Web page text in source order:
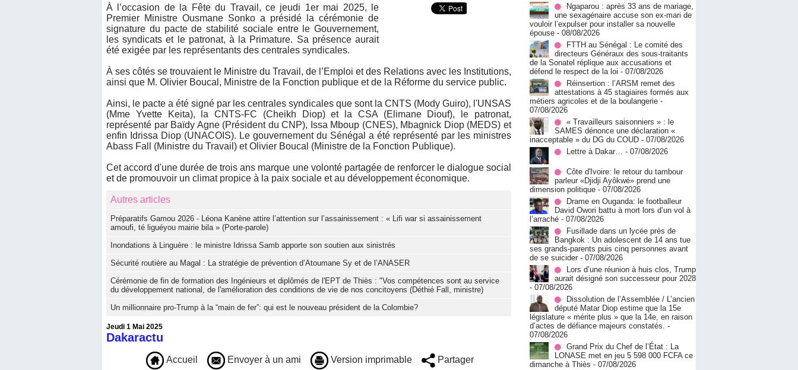
À l’occasion de la Fête du Travail, ce jeudi 1er mai 2025, le
Premier Ministre Ousmane Sonko a présidé la cérémonie de
signature du pacte de stabilité sociale entre le Gouvernement,
les syndicats et le patronat, à la Primature. Sa présence aurait
été exigée par les représentants des centrales syndicales.
À ses côtés se trouvaient le Ministre du Travail, de l’Emploi et des Relations avec les Institutions,
ainsi que M. Olivier Boucal, Ministre de la Fonction publique et de la Réforme du service public.
Ainsi, le pacte a été signé par les centrales syndicales que sont la CNTS (Mody Guiro), l'UNSAS
(Mme Yvette Keita), la CNTS-FC (Cheikh Diop) et la CSA (Elimane Diouf), le patronat,
représenté par Baïdy Agne (Président du CNP), Issa Mboup (CNES), Mbagnick Diop (MEDS) et
enfin Idrissa Diop (UNACOIS). Le gouvernement du Sénégal a été représenté par les ministres
Abass Fall (Ministre du Travail) et Olivier Boucal (Ministre de la Fonction Publique).
Cet accord d'une durée de trois ans marque une volonté partagée de renforcer le dialogue social
et de promouvoir un climat propice à la paix sociale et au développement économique.
Autres articles
Préparatifs Gamou 2026 - Léona Kanène attire l’attention sur l’assainissement : « Lifi war si assainissement
amoufi, té liguéyou mairie bila » (Porte-parole)
Inondations à Linguère : le ministre Idrissa Samb apporte son soutien aux sinistrés
Sécurité routière au Magal : La stratégie de prévention d’Atoumane Sy et de l’ANASER
Cérémonie de fin de formation des Ingénieurs et diplômés de l'EPT de Thiès : "Vos compétences sont au service
du développement national, de l'amélioration des conditions de vie de nos concitoyens (Déthié Fall, ministre)
Un millionnaire pro-Trump à la “main de fer”: qui est le nouveau président de la Colombie?
Jeudi 1 Mai 2025
Dakaractu
Accueil Envoyer à un ami Version imprimable Partager
Ngaparou : après 33 ans de mariage,
une sexagénaire accuse son ex-mari de
vouloir l’expulser pour installer sa nouvelle
épouse - 08/08/2026
FTTH au Sénégal : Le comité des
directeurs Généraux des sous-traitants
de la Sonatel réplique aux accusations et
défend le respect de la loi - 07/08/2026
Réinsertion : l’ARSM remet des
attestations à 45 stagiaires formés aux
métiers agricoles et de la boulangerie -
07/08/2026
« Travailleurs saisonniers » : le
SAMES dénonce une déclaration «
inacceptable » du DG du COUD - 07/08/2026
Lettre à Dakar… - 07/08/2026
Côte d'Ivoire: le retour du tambour
parleur «Djidji Ayôkwé» prend une
dimension politique - 07/08/2026
Drame en Ouganda: le footballeur
David Owori battu à mort lors d’un vol à
l’arraché - 07/08/2026
Fusillade dans un lycée près de
Bangkok : Un adolescent de 14 ans tue
ses grands-parents puis cinq personnes avant
de se suicider - 07/08/2026
Lors d’une réunion à huis clos, Trump
aurait désigné son successeur pour 2028
- 07/08/2026
Dissolution de l’Assemblée / L’ancien
député Matar Diop estime que la 15e
législature « mérite plus » que la 14e, en raison
d’actes de défiance majeurs constatés. -
07/08/2026
Grand Prix du Chef de l’État : La
LONASE met en jeu 5 598 000 FCFA ce
dimanche à Thiès - 07/08/2026